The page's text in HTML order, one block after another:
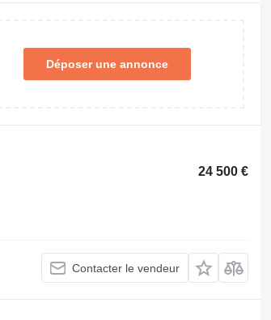
Déposer une annonce
24 500 €
Contacter le vendeur